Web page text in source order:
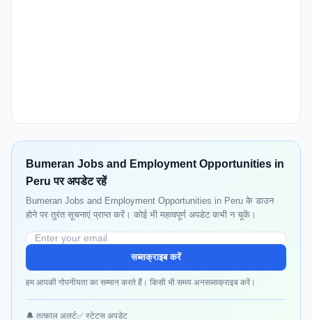
Bumeran Jobs and Employment Opportunities in
Peru पर अपडेट रहें
Bumeran Jobs and Employment Opportunities in Peru के डाउन
होने पर तुरंत सूचनाएं प्राप्त करें। कोई भी महत्वपूर्ण अपडेट कभी न चूकें।
सब्सक्राइब करें
हम आपकी गोपनीयता का सम्मान करते हैं। किसी भी समय अनसब्सक्राइब करें।
🔔 तत्काल अलर्ट✅ स्टेटस अपडेट